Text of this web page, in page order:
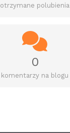
otrzymane polubienia
0
komentarzy na blogu